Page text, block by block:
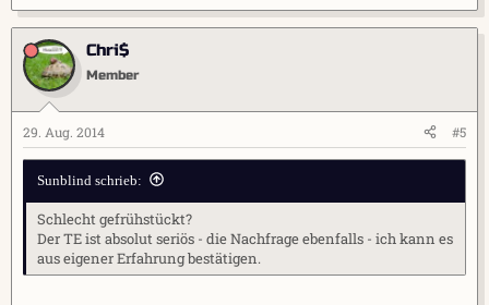
Chri$
Member
29. Aug. 2014 #5
Sunblind schrieb:
Schlecht gefrühstückt?
Der TE ist absolut seriös - die Nachfrage ebenfalls - ich kann es
aus eigener Erfahrung bestätigen.